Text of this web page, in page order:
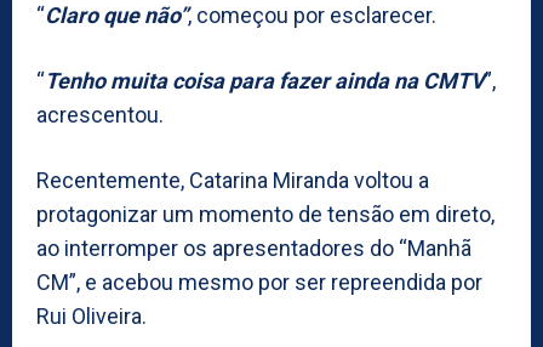
“Claro que não”, começou por esclarecer.
“Tenho muita coisa para fazer ainda na CMTV”,
acrescentou.
Recentemente, Catarina Miranda voltou a
protagonizar um momento de tensão em direto,
ao interromper os apresentadores do “Manhã
CM”, e acebou mesmo por ser repreendida por
Rui Oliveira.